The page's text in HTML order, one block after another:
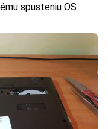
spusteniu OS